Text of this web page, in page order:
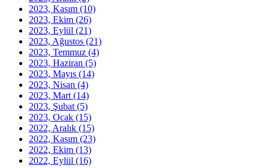
2023, Kasım (10)
2023, Ekim (26)
2023, Eylül (21)
2023, Ağustos (21)
2023, Temmuz (4)
2023, Haziran (5)
2023, Mayıs (14)
2023, Nisan (4)
2023, Mart (14)
2023, Şubat (5)
2023, Ocak (15)
2022, Aralık (15)
2022, Kasım (23)
2022, Ekim (13)
2022, Eylül (16)